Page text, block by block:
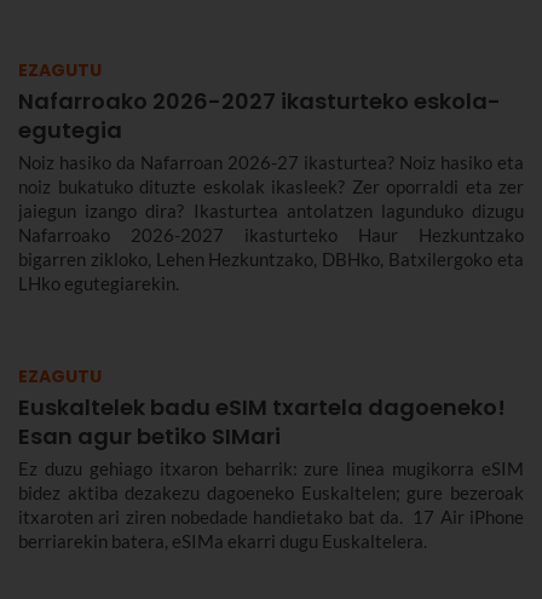
EZAGUTU
Nafarroako 2026-2027 ikasturteko eskola-
egutegia
Noiz hasiko da Nafarroan 2026-27 ikasturtea? Noiz hasiko eta
noiz bukatuko dituzte eskolak ikasleek? Zer oporraldi eta zer
jaiegun izango dira? Ikasturtea antolatzen lagunduko dizugu
Nafarroako 2026-2027 ikasturteko Haur Hezkuntzako
bigarren zikloko, Lehen Hezkuntzako, DBHko, Batxilergoko eta
LHko egutegiarekin.
EZAGUTU
Euskaltelek badu eSIM txartela dagoeneko!
Esan agur betiko SIMari
Ez duzu gehiago itxaron beharrik: zure linea mugikorra eSIM
bidez aktiba dezakezu dagoeneko Euskaltelen; gure bezeroak
itxaroten ari ziren nobedade handietako bat da. 17 Air iPhone
berriarekin batera, eSIMa ekarri dugu Euskaltelera.